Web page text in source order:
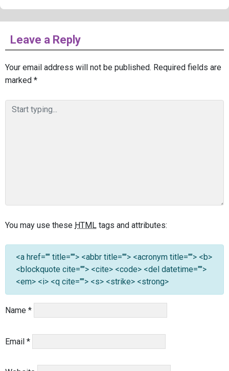
Leave a Reply
Your email address will not be published. Required fields are
marked *
You may use these HTML tags and attributes:
<a href="" title=""> <abbr title=""> <acronym title=""> <b>
<blockquote cite=""> <cite> <code> <del datetime="">
<em> <i> <q cite=""> <s> <strike> <strong>
Name *
Email *